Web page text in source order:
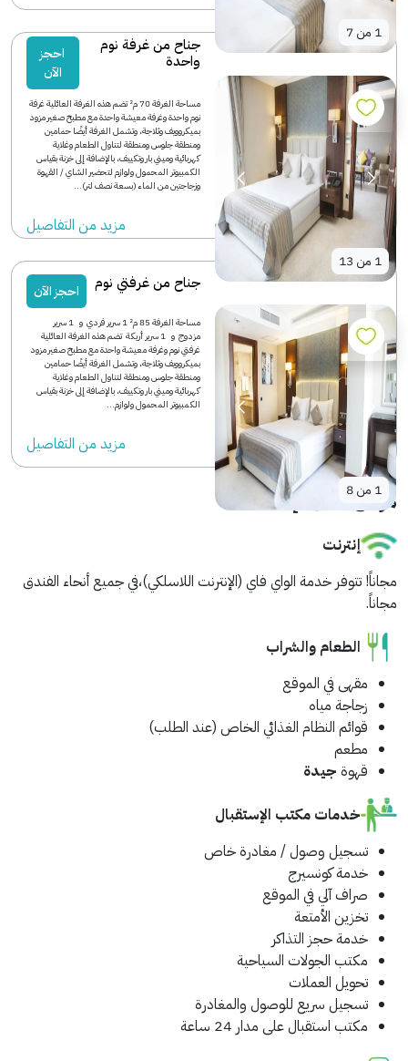
1 من7
1 من 13
جناح من غرفة نوم
واحدة
احجز
الآن
مساحة الغرفة 70 م² تضم هذه الغرفة العائلية غرفة
نوم واحدة وغرفة معيشة واحدة مع مطبخ صغير مزود
بميكروويف وثلاجة، وتشمل الغرفة أيضًا حمامين
ومنطقة جلوس ومنطقة لتناول الطعام وغلاية
كهربائية وميني بار وتكييف، بالإضافة إلى خزنة بقياس
الكمبيوتر المحمول ولوازم لتحضير الشاي / القهوة
وزجاجتين من الماء (بسعة نصف لتر)...
مزید من التفاصیل
1 من8
جناح من غرفتي نوم احجز الآن
مساحة الغرفة 85 م² 1 سرير فردي و 1 سرير
مزدوج و 1 سرير أريكة تضم هذه الغرفة العائلية
غرفتي نوم وغرفة معيشة واحدة مع مطبخ صغير مزود
بميكروويف وثلاجة، وتشمل الغرفة أيضًا حمامين
ومنطقة جلوس ومنطقة لتناول الطعام وغلاية
كهربائية وميني بار وتكييف، بالإضافة إلى خزنة بقياس
الكمبيوتر المحمول ولوازم...
مزید من التفاصیل
مرافق مكان الإقامة
إنترنت
مجاناً! تتوفر خدمة الواي فاي (الإنترنت اللاسلكي)،في جميع أنحاء الفندق
مجاناً.
الطعام والشراب
مقهى في الموقع
زجاجة مياه
قوائم النظام الغذائي الخاص (عند الطلب)
مطعم
قهوة جيدة
خدمات مكتب الإستقبال
تسجيل وصول / مغادرة خاص
خدمة كونسيرج
صراف آلي في الموقع
تخزين الأمتعة
خدمة حجز التذاكر
مكتب الجولات السياحية
تحويل العملات
تسجيل سريع للوصول والمغادرة
مكتب استقبال على مدار 24 ساعة